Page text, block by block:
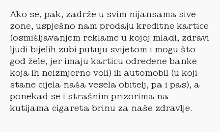
Ako se, pak, zadrže u svim nijansama sive
zone, uspješno nam prodaju kreditne kartice
(osmišljavanjem reklame u kojoj mladi, zdravi
ljudi bijelih zubi putuju svijetom i mogu što
god žele, jer imaju karticu određene banke
koja ih neizmjerno voli) ili automobil (u koji
stane cijela naša vesela obitelj, pa i pas), a
ponekad se i strašnim prizorima na
kutijama cigareta brinu za naše zdravlje.